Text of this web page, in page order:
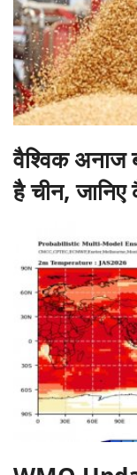
वैश्विक अनाज
है चीन,